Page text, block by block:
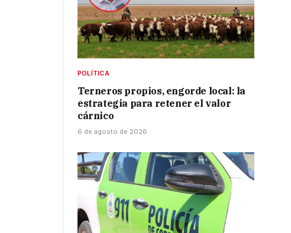
POLÍTICA
Terneros propios, engorde local: la
estrategia para retener el valor
cárnico
6 de agosto de 2026